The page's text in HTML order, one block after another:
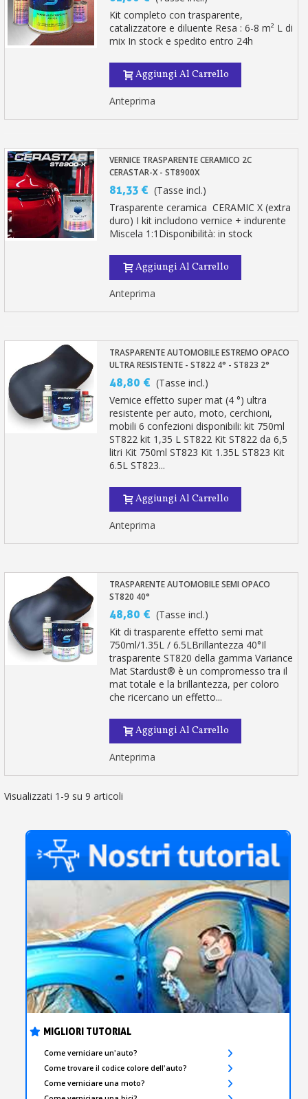
MIGLIORI TUTORIAL
Come verniciare un'auto?
Come trovare il codice colore dell'auto?
Come verniciare una moto?
Kit completo con trasparente,
catalizzatore e diluente Resa : 6-8 m² L di
mix In stock e spedito entro 24h
Aggiungi Al Carrello
Anteprima
VERNICE TRASPARENTE CERAMICO 2C
CERASTAR-X - ST8900X
81,33 € (Tasse incl.)
Trasparente ceramica CERAMIC X (extra
duro) I kit includono vernice + indurente
Miscela 1:1Disponibilità: in stock
Aggiungi Al Carrello
Anteprima
TRASPARENTE AUTOMOBILE ESTREMO OPACO
ULTRA RESISTENTE - ST822 4° - ST823 2°
48,80 € (Tasse incl.)
Vernice effetto super mat (4 °) ultra
resistente per auto, moto, cerchioni,
mobili 6 confezioni disponibili: kit 750ml
ST822 kit 1,35 L ST822 Kit ST822 da 6,5 ​​
litri Kit 750ml ST823 Kit 1.35L ST823 Kit
6.5L ST823...
Aggiungi Al Carrello
Anteprima
TRASPARENTE AUTOMOBILE SEMI OPACO
ST820 40°
48,80 € (Tasse incl.)
Kit di trasparente effetto semi mat
750ml/1.35L / 6.5LBrillantezza 40°Il
trasparente ST820 della gamma Variance
Mat Stardust® è un compromesso tra il
mat totale e la brillantezza, per coloro
che ricercano un effetto...
Aggiungi Al Carrello
Anteprima
Visualizzati 1-9 su 9 articoli